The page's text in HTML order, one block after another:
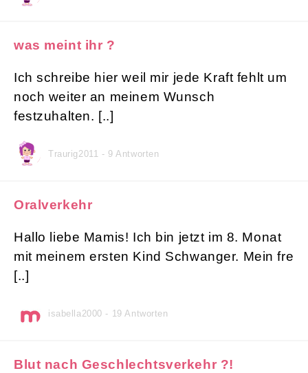
was meint ihr ?
Ich schreibe hier weil mir jede Kraft fehlt um
noch weiter an meinem Wunsch
festzuhalten. [..]
Traurig2011 - 9 Antworten
Oralverkehr
Hallo liebe Mamis! Ich bin jetzt im 8. Monat
mit meinem ersten Kind Schwanger. Mein fre
[..]
isabella2000 - 19 Antworten
Blut nach Geschlechtsverkehr ?!